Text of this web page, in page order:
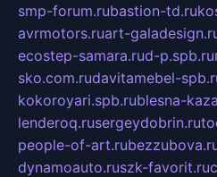
smp-forum.rubastion-td.ru
avrmotors.ruart-
ecostep-samara.rud-p.spb.ru
sko.com.rudavitamebel-
kokoroyari.spb.rublesna-
lenderoq.rusergeydobrin.ru
people-of-art.ru
dynamoauto.ruszk-favorit.ru